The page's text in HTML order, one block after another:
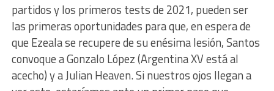
partidos y los primeros tests de 2021, pueden ser
las primeras oportunidades para que, en espera de
que Ezeala se recupere de su enésima lesión, Santos
convoque a Gonzalo López (Argentina XV está al
acecho) y a Julian Heaven. Si nuestros ojos llegan a